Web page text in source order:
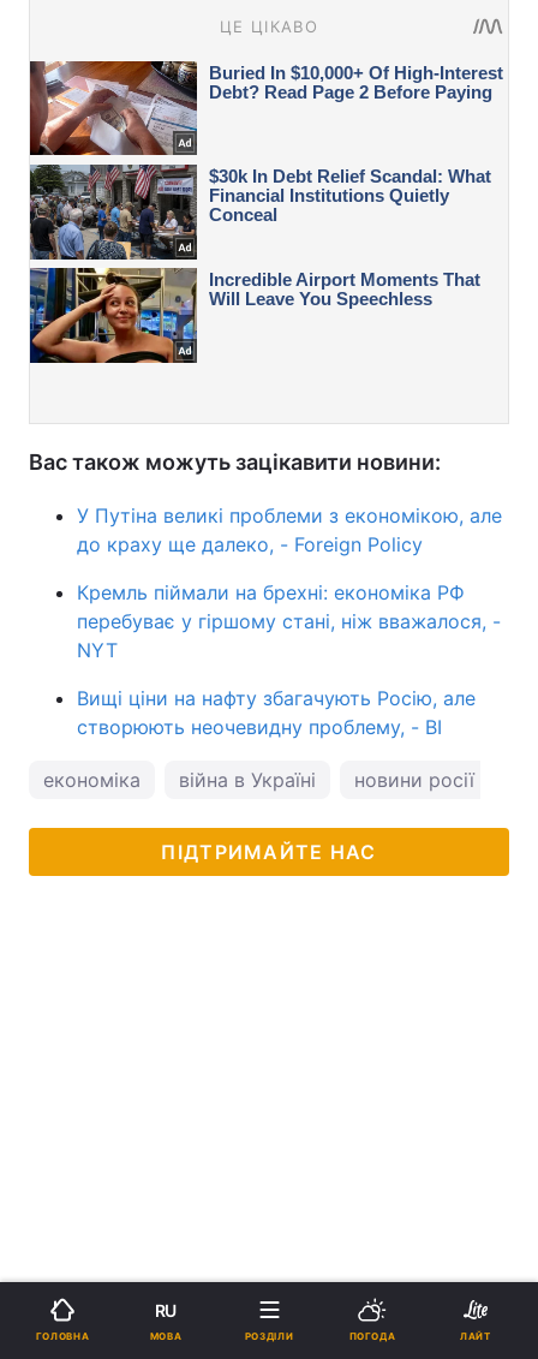
Вас також можуть зацікавити новини:
У Путіна великі проблеми з економікою, але
до краху ще далеко, - Foreign Policy
Кремль піймали на брехні: економіка РФ
перебуває у гіршому стані, ніж вважалося, -
NYT
Вищі ціни на нафту збагачують Росію, але
створюють неочевидну проблему, - BI
економіка війна в Україні новини росії
ПІДТРИМАЙТЕ НАС
ГОЛОВНА
RU
МОВА РОЗДІЛИ ПОГОДА ЛАЙТ